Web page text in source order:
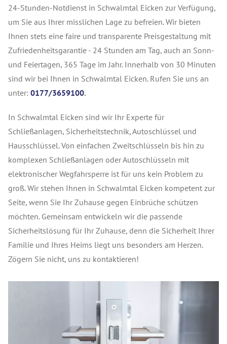
24-Stunden-Notdienst in Schwalmtal Eicken zur Verfügung,
um Sie aus Ihrer misslichen Lage zu befreien. Wir bieten
Ihnen stets eine faire und transparente Preisgestaltung mit
Zufriedenheitsgarantie - 24 Stunden am Tag, auch an Sonn-
und Feiertagen, 365 Tage im Jahr. Innerhalb von 30 Minuten
sind wir bei Ihnen in Schwalmtal Eicken. Rufen Sie uns an
unter: 0177/3659100.
In Schwalmtal Eicken sind wir Ihr Experte für
Schließanlagen, Sicherheitstechnik, Autoschlüssel und
Hausschlüssel. Von einfachen Zweitschlüsseln bis hin zu
komplexen Schließanlagen oder Autoschlüsseln mit
elektronischer Wegfahrsperre ist für uns kein Problem zu
groß. Wir stehen Ihnen in Schwalmtal Eicken kompetent zur
Seite, wenn Sie Ihr Zuhause gegen Einbrüche schützen
möchten. Gemeinsam entwickeln wir die passende
Sicherheitslösung für Ihr Zuhause, denn die Sicherheit Ihrer
Familie und Ihres Heims liegt uns besonders am Herzen.
Zögern Sie nicht, uns zu kontaktieren!